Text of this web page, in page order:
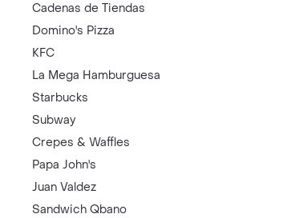
Cadenas de Tiendas
Domino's Pizza
KFC
La Mega Hamburguesa
Starbucks
Subway
Crepes & Waffles
Papa John's
Juan Valdez
Sandwich Qbano